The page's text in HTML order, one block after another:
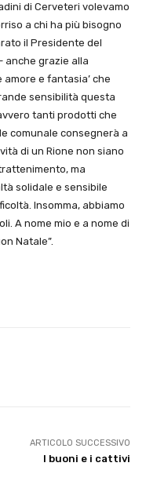
di Cerveteri volevamo
a chi ha più bisogno
il Presidente del
anche grazie alla
e fantasia’ che
sensibilità questa
tanti prodotti che
comunale consegnerà a
di un Rione non siano
ma
solidale e sensibile
Insomma, abbiamo
A nome mio e a nome di
Natale”.
ARTICOLO SUCCESSIVO
I buoni e i cattivi